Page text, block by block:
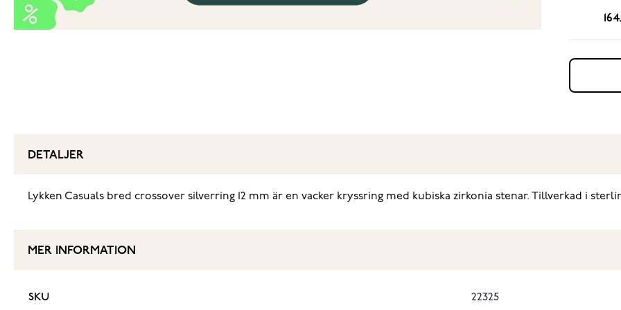
DETALJER
Lykken Casuals bred crossover silverring 12 mm är en vacker kryssring med kubiska zirkonia stenar. Tillverkad i
MER INFORMATION
SKU 22325